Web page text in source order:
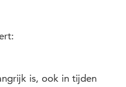
is, ook in tijden